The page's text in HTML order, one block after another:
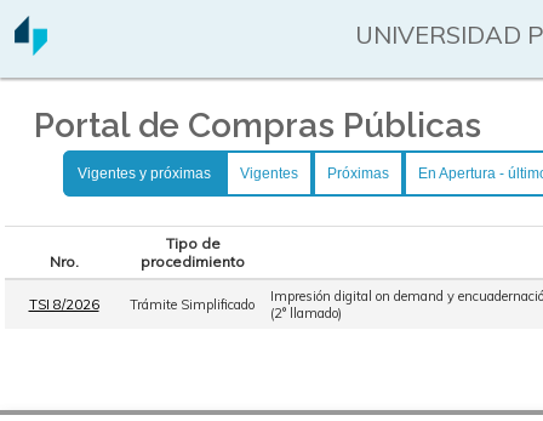
UNIVERSIDAD
Portal de Compras Públicas
Vigentes y próximas Vigentes Próximas En Apertura -
Nro.
Tipo de
procedimiento
TSI 8/2026 Trámite Simplificado
Impresión digital on demand y
(2° llamado)